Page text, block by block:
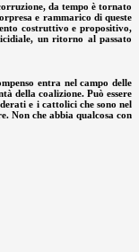
da tempo è tornato
e rammarico di queste
costruttivo e propositivo,
un ritorno al passato
entra nel campo delle
della coalizione. Può essere
e i cattolici che sono nel
Non che abbia qualcosa con